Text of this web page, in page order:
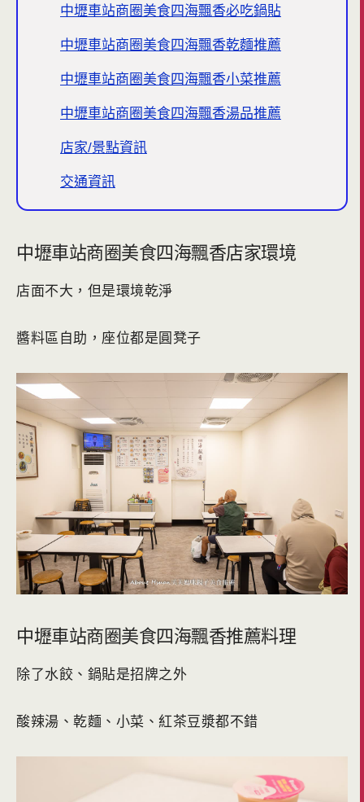
中壢車站商圈美食四海飄香必吃鍋貼
中壢車站商圈美食四海飄香乾麵推薦
中壢車站商圈美食四海飄香小菜推薦
中壢車站商圈美食四海飄香湯品推薦
店家/景點資訊
交通資訊
中壢車站商圈美食四海飄香店家環境
店面不大，但是環境乾淨
醬料區自助，座位都是圓凳子
中壢車站商圈美食四海飄香推薦料理
除了水餃、鍋貼是招牌之外
酸辣湯、乾麵、小菜、紅茶豆漿都不錯